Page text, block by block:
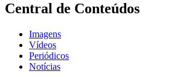
Central de Conteúdos
Imagens
Vídeos
Periódicos
Notícias